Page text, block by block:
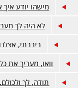
מישהו יודע איך
לא היה לך
ביררתי,
וואו, מעריך את
תודה, לך